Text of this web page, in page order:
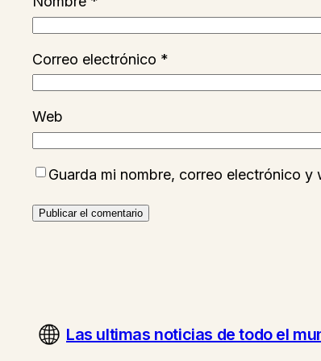
Correo electrónico *
Web
Guarda mi nombre, correo electrónico
Las ultimas noticias de todo el